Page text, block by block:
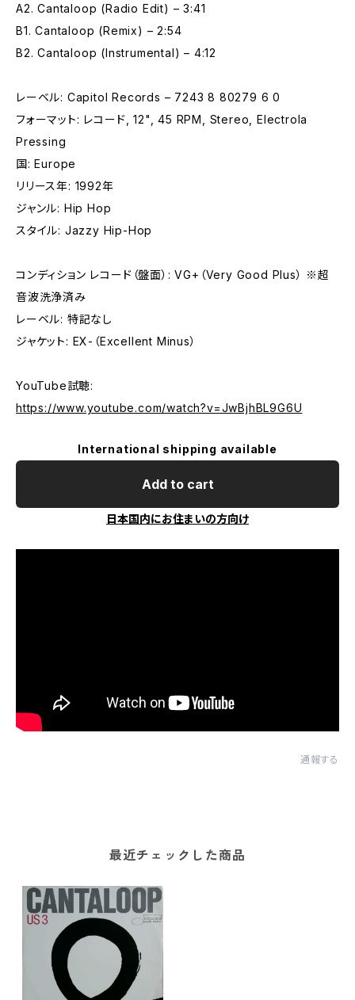
A2. Cantaloop (Radio Edit) – 3:41
B1. Cantaloop (Remix) – 2:54
B2. Cantaloop (Instrumental) – 4:12
レーベル: Capitol Records – 7243 8 80279 6 0
フォーマット: レコード, 12", 45 RPM, Stereo, Electrola
Pressing
国: Europe
リリース年: 1992年
ジャンル: Hip Hop
スタイル: Jazzy Hip-Hop
コンディション レコード（盤面）: VG+（Very Good Plus） ※超
音波洗浄済み
レーベル: 特記なし
ジャケット: EX-（Excellent Minus）
YouTube試聴:
https://www.youtube.com/watch?v=JwBjhBL9G6U
International shipping available
Add to cart
日本国内にお住まいの方向け
通報する
最近チェックした商品